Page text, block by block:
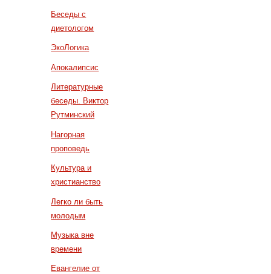
Беседы с
диетологом
ЭкоЛогика
Апокалипсис
Литературные
беседы. Виктор
Рутминский
Нагорная
проповедь
Культура и
христианство
Легко ли быть
молодым
Музыка вне
времени
Евангелие от